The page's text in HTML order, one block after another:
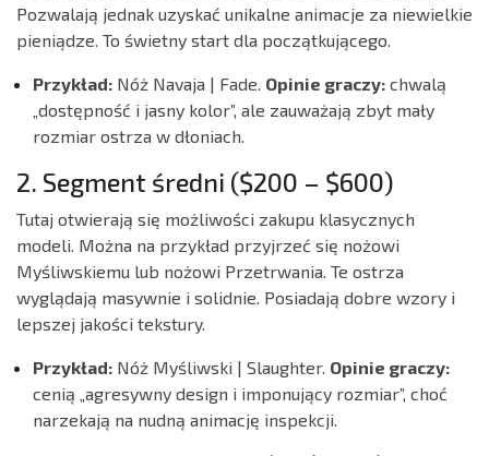
Pozwalają jednak uzyskać unikalne animacje za niewielkie
pieniądze. To świetny start dla początkującego.
Przykład: Nóż Navaja | Fade. Opinie graczy: chwalą
„dostępność i jasny kolor”, ale zauważają zbyt mały
rozmiar ostrza w dłoniach.
2. Segment średni ($200 – $600)
Tutaj otwierają się możliwości zakupu klasycznych
modeli. Można na przykład przyjrzeć się nożowi
Myśliwskiemu lub nożowi Przetrwania. Te ostrza
wyglądają masywnie i solidnie. Posiadają dobre wzory i
lepszej jakości tekstury.
Przykład: Nóż Myśliwski | Slaughter. Opinie graczy:
cenią „agresywny design i imponujący rozmiar”, choć
narzekają na nudną animację inspekcji.